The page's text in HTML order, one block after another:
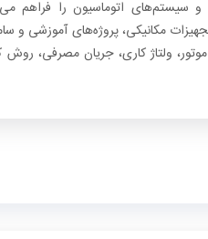
و سیستم‌های اتوماسیون را فراهم
مکانیکی، پروژه‌های آموزشی و
ولتاژ کاری، جریان مصرفی،